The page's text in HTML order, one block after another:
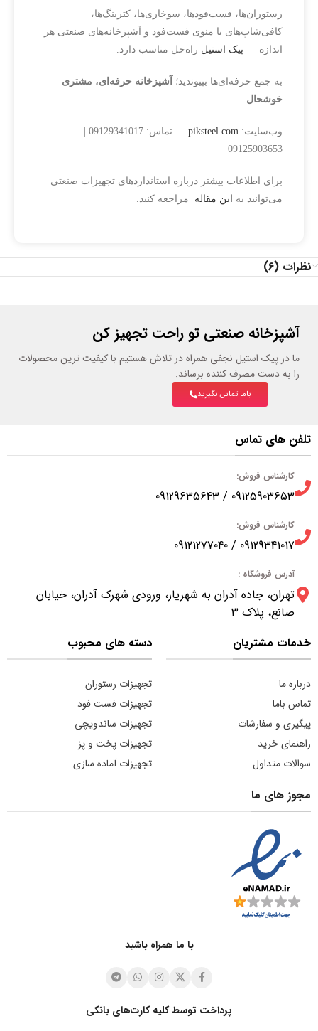
رستوران‌ها، فست‌فودها، سوخاری‌ها، کترینگ‌ها،
کافی‌شاپ‌های با منوی فست‌فود و آشپزخانه‌های صنعتی هر
اندازه — پیک استیل راه‌حل مناسب دارد.
به جمع حرفه‌ای‌ها بپیوندید؛
آشپزخانه حرفه‌ای، مشتری
خوشحال
وب‌سایت: piksteel.com
— تماس: 09129341017 |
09125903653
برای اطلاعات بیشتر درباره استانداردهای تجهیزات صنعتی
می‌توانید به این مقاله مراجعه کنید.
نظرات (6)
آشپزخانه صنعتی تو راحت تجهیز کن
ما در پیک استیل نجفی همراه در تلاش هستیم با کیفیت ترین محصولات
را به دست مصرف کننده برساند.
باما تماس بگیرید
تلفن های تماس
کارشناس فروش:
09125903653 / 09129635643
کارشناس فروش:
09129341017 / 09121277040
آدرس فروشگاه :
تهران، جاده آدران به شهریار، ورودی شهرک آدران، خیابان
صانع، پلاک 3
خدمات مشتریان
درباره ما
تماس باما
پیگیری و سفارشات
راهنمای خرید
سوالات متداول
دسته های محبوب
تجهیزات رستوران
تجهیزات فست فود
تجهیزات ساندویچی
تجهیزات پخت و پز
تجهیزات آماده سازی
مجوز های ما
با ما همراه باشید
پرداخت توسط کلیه کارت‌های بانکی